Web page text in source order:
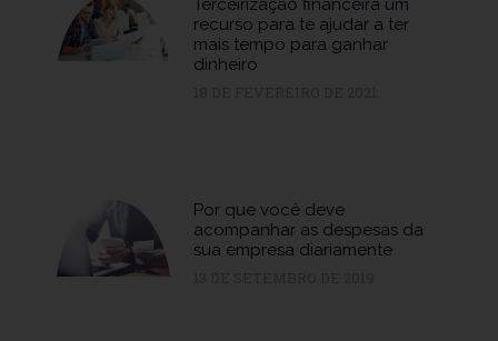
recurso para te ajudar a ter
mais tempo para ganhar
dinheiro
Por que você deve
acompanhar as despesas da
sua empresa diariamente